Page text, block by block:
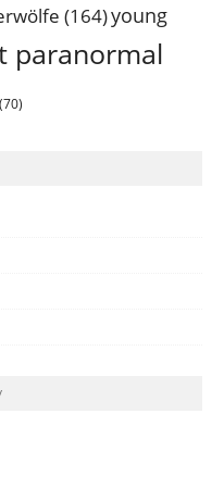
(164)young
paranormal
(70)